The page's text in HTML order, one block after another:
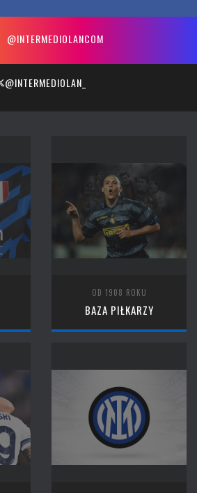
@INTERMEDIOLANCOM
@INTERMEDIOLAN_
OD 1908 ROKU
BAZA PIŁKARZY